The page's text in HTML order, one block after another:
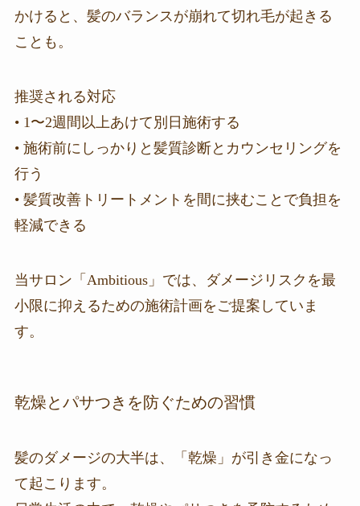
かけると、髪のバランスが崩れて切れ毛が起きる
ことも。
推奨される対応
• 1〜2週間以上あけて別日施術する
• 施術前にしっかりと髪質診断とカウンセリングを
行う
• 髪質改善トリートメントを間に挟むことで負担を
軽減できる
当サロン「Ambitious」では、ダメージリスクを最
小限に抑えるための施術計画をご提案していま
す。
乾燥とパサつきを防ぐための習慣
髪のダメージの大半は、「乾燥」が引き金になっ
て起こります。